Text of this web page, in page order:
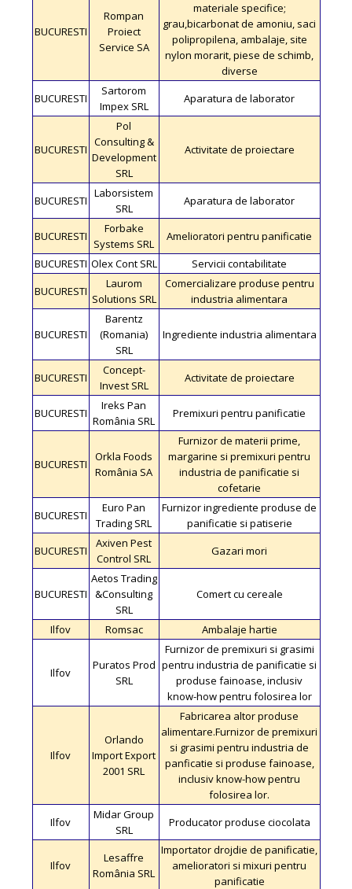
BUCURESTI
Rompan
Proiect
Service SA
materiale specifice;
grau,bicarbonat de amoniu, saci
polipropilena, ambalaje, site
nylon morarit, piese de schimb,
diverse
BUCURESTI
Sartorom
Impex SRL
Aparatura de laborator
BUCURESTI
Pol
Consulting &
Development
SRL
Activitate de proiectare
BUCURESTI
Laborsistem
SRL
Aparatura de laborator
BUCURESTI
Forbake
Systems SRL
Amelioratori pentru panificatie
BUCURESTI Olex Cont SRL
Servicii contabilitate
BUCURESTI
Laurom
Solutions SRL
Comercializare produse pentru
industria alimentara
BUCURESTI
Barentz
(Romania)
SRL
Ingrediente industria alimentara
BUCURESTI
Concept-
Invest SRL
Activitate de proiectare
BUCURESTI
Ireks Pan
România SRL
Premixuri pentru panificatie
BUCURESTI
Orkla Foods
România SA
Furnizor de materii prime,
margarine si premixuri pentru
industria de panificatie si
cofetarie
BUCURESTI
Euro Pan
Trading SRL
Furnizor ingrediente produse de
panificatie si patiserie
BUCURESTI
Axiven Pest
Control SRL
Gazari mori
BUCURESTI
Aetos Trading
&Consulting
SRL
Comert cu cereale
Ilfov Romsac Ambalaje hartie
Ilfov
Puratos Prod
SRL
Furnizor de premixuri si grasimi
pentru industria de panificatie si
produse fainoase, inclusiv
know-how pentru folosirea lor
Ilfov
Orlando
Import Export
2001 SRL
Fabricarea altor produse
alimentare.Furnizor de premixuri
si grasimi pentru industria de
panficatie si produse fainoase,
inclusiv know-how pentru
folosirea lor.
Ilfov
Midar Group
SRL
Producator produse ciocolata
Ilfov
Lesaffre
România SRL
Importator drojdie de panificatie,
amelioratori si mixuri pentru
panificatie